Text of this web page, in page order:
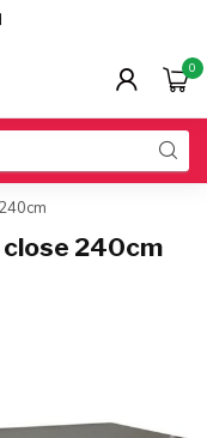
0
240cm